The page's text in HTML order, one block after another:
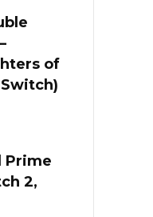
of
Prime
2,